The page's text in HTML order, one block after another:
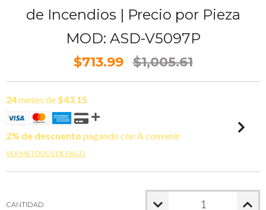
de Incendios | Precio por Pieza
MOD: ASD-V5097P
$713.99 $1,005.61
24meses de $43.15
2% de descuento pagando con A convenir
VER MÉTODOS DE PAGO
CANTIDAD